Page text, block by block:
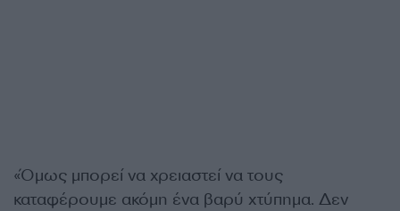
«Όμως μπορεί να χρειαστεί να τους
καταφέρουμε ακόμη ένα βαρύ χτύπημα. Δεν